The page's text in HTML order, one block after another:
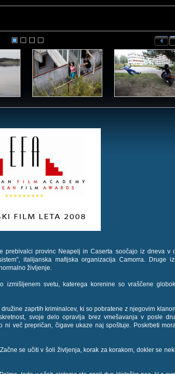
prebivalci provinc Neapelj in Caserta soočajo iz dneva v
italijanska mafijska organizacija Camorra. Druge
življenje.
izmišljenem svetu, katerega korenine so vraščene
zaprtih kriminalcev, ki so pobratene z njegovim
svoje delo opravlja brez vmešavanja v posle
ni več prepričan, čigave ukaze naj spoštuje. Poskrbeti
se učiti v šoli življenja, korak za korakom, dokler se